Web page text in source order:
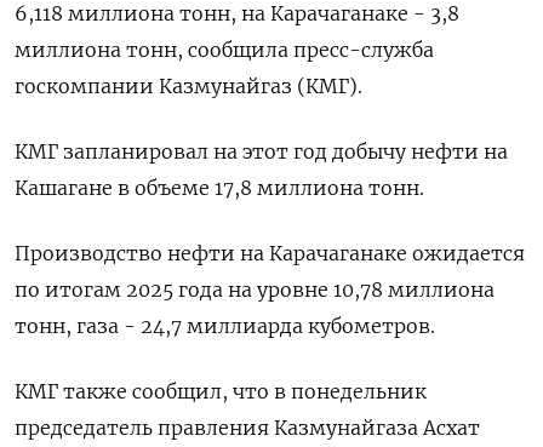
6,118 миллиона тонн, на Карачаганаке - 3,8
миллиона тонн, сообщила пресс-служба
госкомпании Казмунайгаз (КМГ).
КМГ запланировал на этот год добычу нефти на
Кашагане в объеме 17,8 миллиона тонн.
Производство нефти на Карачаганаке ожидается
по итогам 2025 года на уровне 10,78 миллиона
тонн, газа - 24,7 миллиарда кубометров.
КМГ также сообщил, что в понедельник
председатель правления Казмунайгаза Асхат